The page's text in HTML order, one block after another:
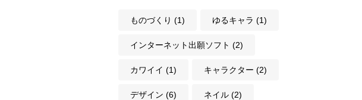
ものづくり (1) ゆるキャラ (1)
インターネット出願ソフト (2)
カワイイ (1) キャラクター (2)
デザイン (6) ネイル (2)